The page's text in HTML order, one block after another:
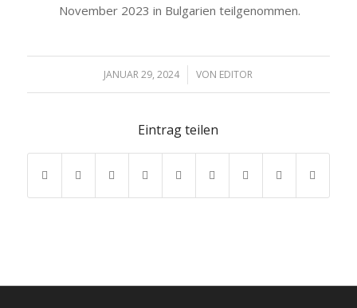
November 2023 in Bulgarien teilgenommen.
JANUAR 29, 2024
/ VON EDITOR
Eintrag teilen